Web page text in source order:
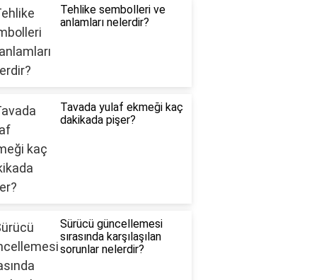
Tehlike sembolleri ve
anlamları nelerdir?
Tavada yulaf ekmeği kaç
dakikada pişer?
Sürücü güncellemesi
sırasında karşılaşılan
sorunlar nelerdir?